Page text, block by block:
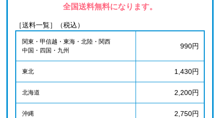
全国送料無料になります。
［送料一覧］（税込）
関東・甲信越・東海・北陸・関西
中国・四国・九州
990円
東北 1,430円
北海道 2,200円
沖縄 2,750円